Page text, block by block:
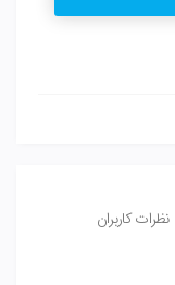
نظرات کاربران